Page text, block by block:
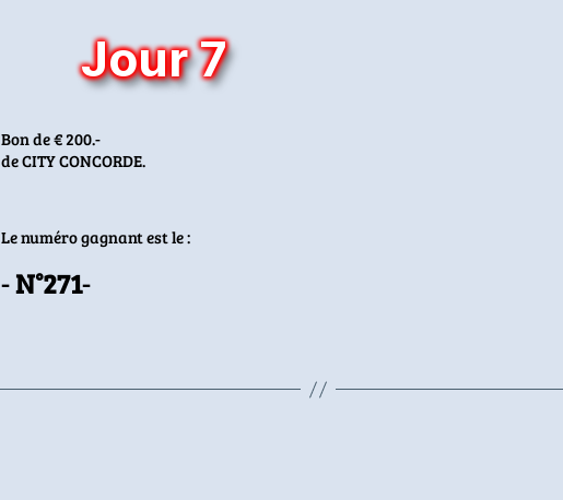
Jour 7
Bon de € 200.-
de CITY CONCORDE.
Le numéro gagnant est le :
N°271